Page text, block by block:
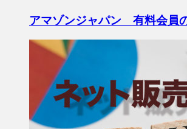
アマゾンジャパン 有料会員